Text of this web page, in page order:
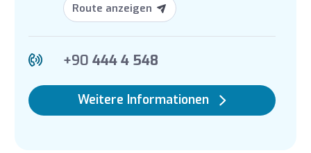
Route anzeigen
+90 444 4 548
Weitere Informationen